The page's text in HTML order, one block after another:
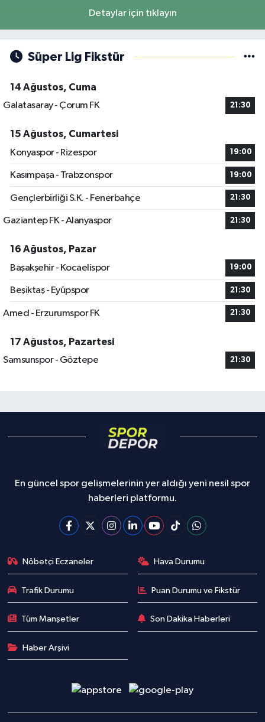
Detaylar için tıklayın
Süper Lig Fikstür
14 Ağustos, Cuma
Galatasaray - Çorum FK
21:30
15 Ağustos, Cumartesi
Konyaspor - Rizespor
19:00
Kasımpaşa - Trabzonspor 19:00
Gençlerbirliği S.K. - Fenerbahçe 21:30
Gaziantep FK - Alanyaspor 21:30
16 Ağustos, Pazar
Başakşehir - Kocaelispor
19:00
Beşiktaş - Eyüpspor 21:30
Amed - Erzurumspor FK 21:30
17 Ağustos, Pazartesi
Samsunspor - Göztepe
21:30
En güncel spor gelişmelerinin yer aldığı yeni nesil spor
haberleri platformu.
Nöbetçi Eczaneler Hava Durumu
Trafik Durumu Puan Durumu ve Fikstür
Tüm Manşetler Son Dakika Haberleri
Haber Arşivi